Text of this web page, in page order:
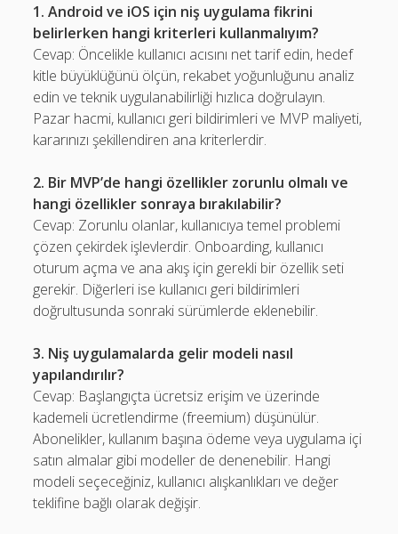
1. Android ve iOS için niş uygulama fikrini
belirlerken hangi kriterleri kullanmalıyım?
Cevap: Öncelikle kullanıcı acısını net tarif edin, hedef
kitle büyüklüğünü ölçün, rekabet yoğunluğunu analiz
edin ve teknik uygulanabilirliği hızlıca doğrulayın.
Pazar hacmi, kullanıcı geri bildirimleri ve MVP maliyeti,
kararınızı şekillendiren ana kriterlerdir.
2. Bir MVP’de hangi özellikler zorunlu olmalı ve
hangi özellikler sonraya bırakılabilir?
Cevap: Zorunlu olanlar, kullanıcıya temel problemi
çözen çekirdek işlevlerdir. Onboarding, kullanıcı
oturum açma ve ana akış için gerekli bir özellik seti
gerekir. Diğerleri ise kullanıcı geri bildirimleri
doğrultusunda sonraki sürümlerde eklenebilir.
3. Niş uygulamalarda gelir modeli nasıl
yapılandırılır?
Cevap: Başlangıçta ücretsiz erişim ve üzerinde
kademeli ücretlendirme (freemium) düşünülür.
Abonelikler, kullanım başına ödeme veya uygulama içi
satın almalar gibi modeller de denenebilir. Hangi
modeli seçeceğiniz, kullanıcı alışkanlıkları ve değer
teklifine bağlı olarak değişir.